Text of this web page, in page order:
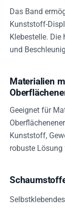
Das Band
Kunststoff-
Klebestelle.
und
Materialien
Geeignet für
Kunststoff,
robuste